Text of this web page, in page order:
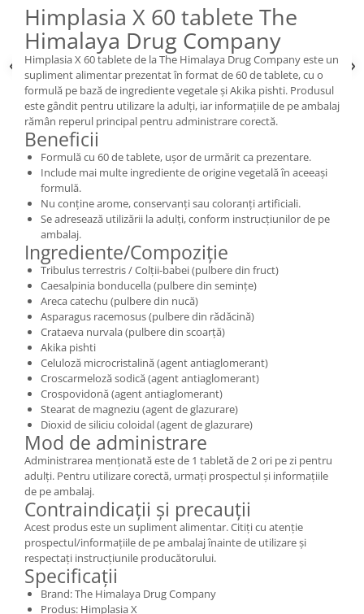
Himplasia X 60 tablete The
Himalaya Drug Company
Himplasia X 60 tablete de la The Himalaya Drug Company este un
supliment alimentar prezentat în format de 60 de tablete, cu o
formulă pe bază de ingrediente vegetale și Akika pishti. Produsul
este gândit pentru utilizare la adulți, iar informațiile de pe ambalaj
rămân reperul principal pentru administrare corectă.
Beneficii
Formulă cu 60 de tablete, ușor de urmărit ca prezentare.
Include mai multe ingrediente de origine vegetală în aceeași
formulă.
Nu conține arome, conservanți sau coloranți artificiali.
Se adresează utilizării la adulți, conform instrucțiunilor de pe
ambalaj.
Ingrediente/Compoziție
Tribulus terrestris / Colții-babei (pulbere din fruct)
Caesalpinia bonducella (pulbere din semințe)
Areca catechu (pulbere din nucă)
Asparagus racemosus (pulbere din rădăcină)
Crataeva nurvala (pulbere din scoarță)
Akika pishti
Celuloză microcristalină (agent antiaglomerant)
Croscarmeloză sodică (agent antiaglomerant)
Crospovidonă (agent antiaglomerant)
Stearat de magneziu (agent de glazurare)
Dioxid de siliciu coloidal (agent de glazurare)
Mod de administrare
Administrarea menționată este de 1 tabletă de 2 ori pe zi pentru
adulți. Pentru utilizare corectă, urmați prospectul și informațiile
de pe ambalaj.
Contraindicații și precauții
Acest produs este un supliment alimentar. Citiți cu atenție
prospectul/informațiile de pe ambalaj înainte de utilizare și
respectați instrucțiunile producătorului.
Specificații
Brand: The Himalaya Drug Company
Produs: Himplasia X